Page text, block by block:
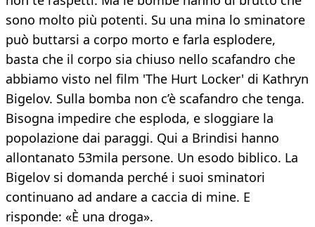
sono molto più potenti. Su una mina lo sminatore
può buttarsi a corpo morto e farla esplodere,
basta che il corpo sia chiuso nello scafandro che
abbiamo visto nel film 'The Hurt Locker' di Kathryn
Bigelov. Sulla bomba non c’è scafandro che tenga.
Bisogna impedire che esploda, e sloggiare la
popolazione dai paraggi. Qui a Brindisi hanno
allontanato 53mila persone. Un esodo biblico. La
Bigelov si domanda perché i suoi sminatori
continuano ad andare a caccia di mine. E
risponde: «È una droga».